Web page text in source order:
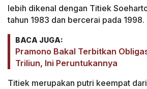
lebih dikenal dengan Titiek
tahun 1983 dan bercerai pada 1998.
BACA JUGA:
Pramono Bakal Terbitkan
Triliun, Ini Peruntukannya
Titiek merupakan putri keempat